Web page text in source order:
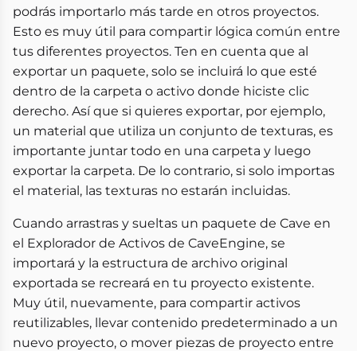
podrás importarlo más tarde en otros proyectos.
Esto es muy útil para compartir lógica común entre
tus diferentes proyectos. Ten en cuenta que al
exportar un paquete, solo se incluirá lo que esté
dentro de la carpeta o activo donde hiciste clic
derecho. Así que si quieres exportar, por ejemplo,
un material que utiliza un conjunto de texturas, es
importante juntar todo en una carpeta y luego
exportar la carpeta. De lo contrario, si solo importas
el material, las texturas no estarán incluidas.
Cuando arrastras y sueltas un paquete de Cave en
el Explorador de Activos de CaveEngine, se
importará y la estructura de archivo original
exportada se recreará en tu proyecto existente.
Muy útil, nuevamente, para compartir activos
reutilizables, llevar contenido predeterminado a un
nuevo proyecto, o mover piezas de proyecto entre